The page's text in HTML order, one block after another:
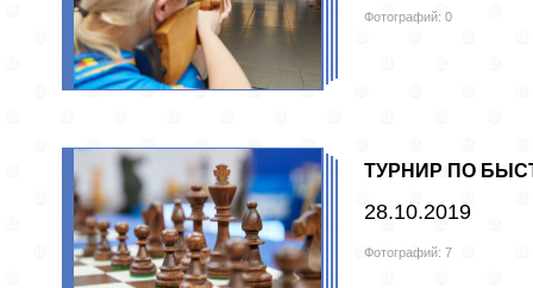
Фотографий: 0
ТУРНИР ПО
28.10.2019
Фотографий: 7